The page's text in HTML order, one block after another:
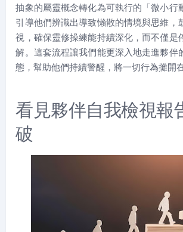
抽象的屬靈概念轉化為可執行的「微小行
引導他們辨識出導致懶散的情境與思維，
視，確保靈修操練能持續深化，而不僅是
解。這套流程讓我們能更深入地走進夥伴
態，幫助他們持續警醒，將一切行為攤開
看見夥伴自我檢視報
破